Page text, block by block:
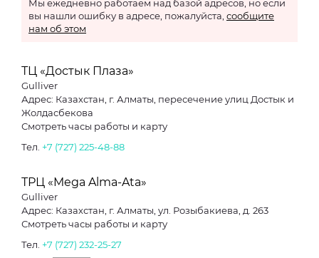
Мы ежедневно работаем над базой адресов, но если
вы нашли ошибку в адресе, пожалуйста, сообщите
нам об этом
ТЦ «Достык Плаза»
Gulliver
Адрес: Казахстан, г. Алматы, пересечение улиц Достык и
Жолдасбекова
Смотреть часы работы и карту
Тел. +7 (727) 225-48-88
ТРЦ «Mega Alma-Ata»
Gulliver
Адрес: Казахстан, г. Алматы, ул. Розыбакиева, д. 263
Смотреть часы работы и карту
Тел. +7 (727) 232-25-27